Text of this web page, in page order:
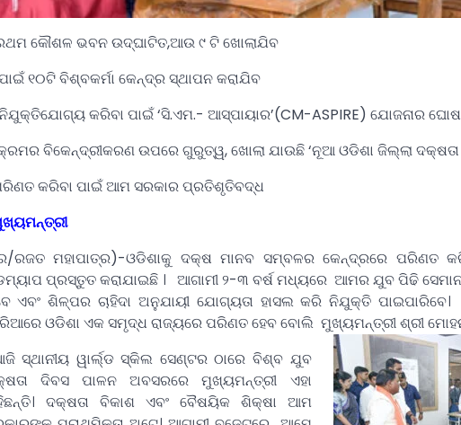
କୌଶଳ ଭବନ ଉଦ୍‌ଘାଟିତ,ଆଉ ୯ ଟି ଖୋଲାଯିବ
୧୦ଟି ବିଶ୍ବକର୍ମା କେନ୍ଦ୍ର ସ୍ଥାପନ କରାଯିବ
କରିବା ପାଇଁ ‘ସି.ଏମ.- ଆସ୍ପାୟାର’(CM-ASPIRE) ଯୋଜନାର
ବିକେନ୍ଦ୍ରୀକରଣ ଉପରେ ଗୁରୁତ୍ୱ, ଖୋଲା ଯାଉଛି ‘ନୂଆ ଓଡିଶା ଜିଲ୍ଲା ଦକ୍ଷତା
କରିବା ପାଇଁ ଆମ ସରକାର ପ୍ରତିଶୃତିବଦ୍ଧ
ରଜତ ମହାପାତ୍ର)-ଓଡିଶାକୁ ଦକ୍ଷ ମାନବ ସମ୍ବଳର କେନ୍ଦ୍ରରେ ପରିଣତ
ପ୍ରସ୍ତୁତ କରାଯାଇଛି । ଆଗାମୀ ୨-୩ ବର୍ଷ ମଧ୍ୟରେ ଆମର ଯୁବ ପିଢି
ଏବଂ ଶିଳ୍ପର ଚାହିଦା ଅନୁଯାୟୀ ଯୋଗ୍ୟତା ହାସଲ କରି ନିଯୁକ୍ତି
ଓଡିଶା ଏକ ସମୃଦ୍ଧ ରାଜ୍ୟରେ ପରିଣତ ହେବ ବୋଲି ମୁଖ୍ୟମନ୍ତ୍ରୀ ଶ୍ରୀ ମୋହନ
ସ୍ଥାନୀୟ ୱାର୍ଲ୍‌ଡ ସ୍କିଲ ସେଣ୍ଟର ଠାରେ ବିଶ୍ବ ଯୁବ
ଦିବସ ପାଳନ ଅବସରରେ ମୁଖ୍ୟମନ୍ତ୍ରୀ ଏହା
ଦକ୍ଷତା ବିକାଶ ଏବଂ ବୈଷୟିକ ଶିକ୍ଷା ଆମ